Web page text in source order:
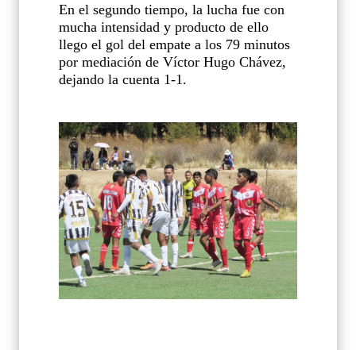
En el segundo tiempo, la lucha fue con
mucha intensidad y producto de ello
llego el gol del empate a los 79 minutos
por mediación de Víctor Hugo Chávez,
dejando la cuenta 1-1.